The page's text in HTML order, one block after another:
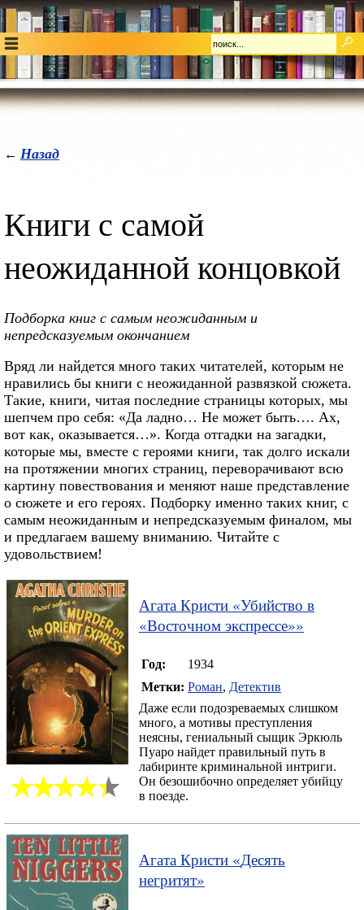
← Назад
Книги с самой
неожиданной концовкой
Подборка книг с самым неожиданным и
непредсказуемым окончанием
Вряд ли найдется много таких читателей, которым не
нравились бы книги с неожиданной развязкой сюжета.
Такие, книги, читая последние страницы которых, мы
шепчем про себя: «Да ладно… Не может быть…. Ах,
вот как, оказывается…». Когда отгадки на загадки,
которые мы, вместе с героями книги, так долго искали
на протяжении многих страниц, переворачивают всю
картину повествования и меняют наше представление
о сюжете и его героях. Подборку именно таких книг, с
самым неожиданным и непредсказуемым финалом, мы
и предлагаем вашему вниманию. Читайте с
удовольствием!
Агата Кристи «Убийство в
«Восточном экспрессе»»
Год:
1934
Метки: Роман, Детектив
Даже если подозреваемых слишком
много, а мотивы преступления
неясны, гениальный сыщик Эркюль
Пуаро найдет правильный путь в
лабиринте криминальной интриги.
Он безошибочно определяет убийцу
в поезде.
Агата Кристи «Десять
негритят»